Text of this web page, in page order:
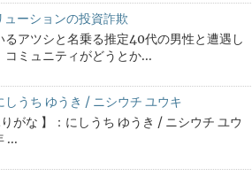
ーションの投資詐欺
アツシと名乗る推定40代の男性と遭遇し
ミュニティがどうとか...
うち ゆうき / ニシウチ ユウキ
りがな 】：にしうち ゆうき / ニシウチ ユウ
...